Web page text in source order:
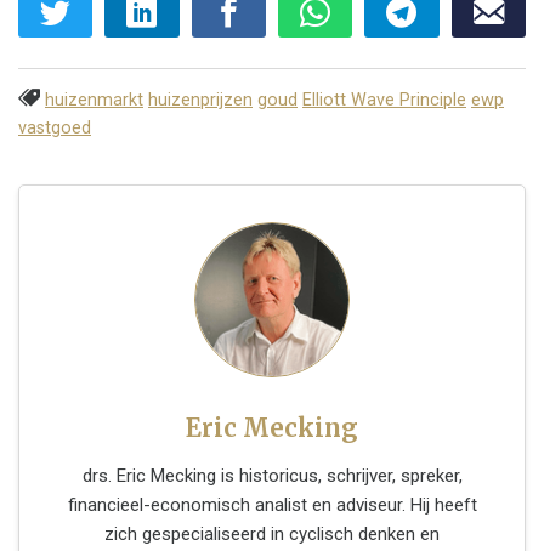
huizenmarkt huizenprijzen goud Elliott Wave Principle ewp
vastgoed
Eric Mecking
drs. Eric Mecking is historicus, schrijver, spreker,
financieel-economisch analist en adviseur. Hij heeft
zich gespecialiseerd in cyclisch denken en